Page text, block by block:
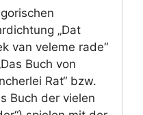
„Dat
van veleme rade“
Buch von
Rat“ bzw.
Buch der vielen